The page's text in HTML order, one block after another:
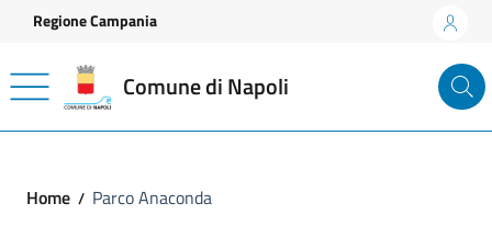
Vai ai contenuti
Vai al footer
Regione Campania
Comune di Napoli
Home Parco Anaconda